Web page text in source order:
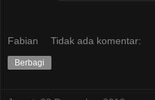
Fabian Tidak ada komentar:
Berbagi